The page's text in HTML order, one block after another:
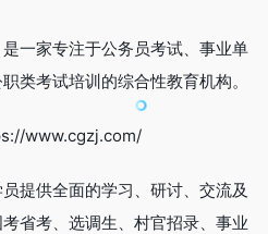
一家专注于公务员考试、事业单
类考试培训的综合性教育机构。
www.cgzj.com/
提供全面的学习、研讨、交流及
省考、选调生、村官招录、事业